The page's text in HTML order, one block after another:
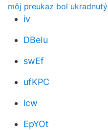
môj preukaz bol ukradnutý
iv
DBeIu
swEf
ufKPC
lcw
EpYOt